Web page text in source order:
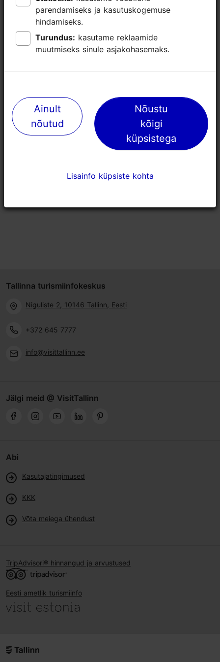
Kasutatavad liikumisviisid: jalgsi
Grupp maksimaalselt: 30
Fookus/ piirkond: Tallinna lähiümbrus
Tallinna turismiinfokeskus
Niguliste 2, 10146 Tallinn, Eesti
+372 645 7777
info@visittallinn.ee
Jälgi meid @ VisitTallinn
Abi
Kasutajatingimused
KKK
Võta meiega ühendust
TripAdvisori® hinnangud ja arvustused
Eesti ametlik turismiinfo
parendamiseks ja kasutuskogemuse
hindamiseks.
Turundus:
muutmiseks sinule asjakohasemaks.
Ainult
nõutud
Nõustu
kõigi
küpsistega
Lisainfo küpsiste kohta
parendamiseks ja kasutuskogemuse
hindamiseks.
Turundus:
muutmiseks sinule asjakohasemaks.
Ainult
nõutud
Nõustu
kõigi
küpsistega
Lisainfo küpsiste kohta